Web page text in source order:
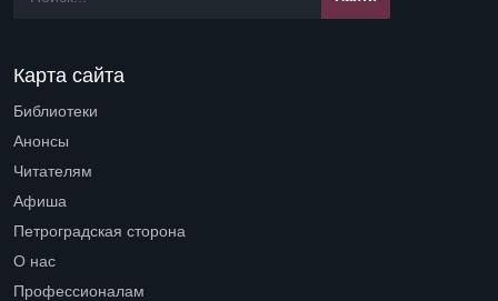
Карта сайта
Библиотеки
Анонсы
Читателям
Афиша
Петроградская сторона
О нас
Профессионалам